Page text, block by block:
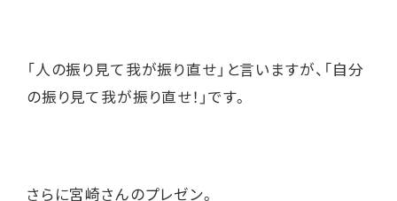
「人の振り見て我が振り直せ」と言いますが、「自分
の振り見て我が振り直せ！」です。
さらに宮崎さんのプレゼン。